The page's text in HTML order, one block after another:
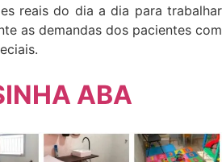
reais do dia a dia para trabalhar
as demandas dos pacientes com
ABA